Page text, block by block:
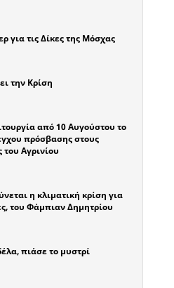
για τις Δίκες της Μόσχας
την Κρίση
από 10 Αυγούστου το
πρόσβασης στους
Αγρινίου
η κλιματική κρίση για
του Φάμπιαν Δημητρίου
πιάσε το μυστρί